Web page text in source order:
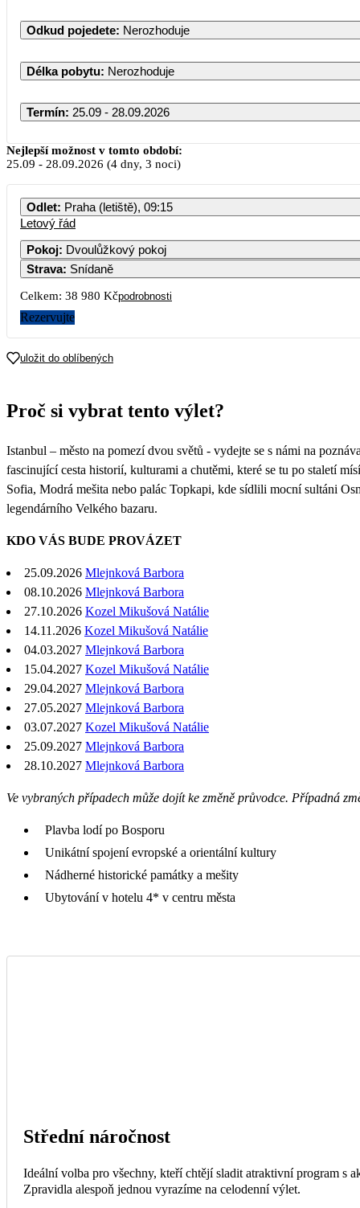
Odkud pojedete: Nerozhoduje
Délka pobytu: Nerozhoduje
Termín: 25.09 - 28.09.2026
Nejlepší možnost v tomto období:
25.09 - 28.09.2026 (4 dny, 3 noci)
Odlet: Praha (letiště), 09:15
Letový řád
Pokoj: Dvoulůžkový pokoj
Strava: Snídaně
Celkem: 38 980 Kčpodrobnosti
Rezervujte
uložit do oblíbených
Proč si vybrat tento výlet?
Istanbul – město na pomezí dvou světů - vydejte se s námi na
fascinující cesta historií, kulturami a chutěmi, které se tu po staletí
Sofia, Modrá mešita nebo palác Topkapi, kde sídlili mocní sultáni
legendárního Velkého bazaru.
KDO VÁS BUDE PROVÁZET
25.09.2026 Mlejnková Barbora
08.10.2026 Mlejnková Barbora
27.10.2026 Kozel Mikušová Natálie
14.11.2026 Kozel Mikušová Natálie
04.03.2027 Mlejnková Barbora
15.04.2027 Kozel Mikušová Natálie
29.04.2027 Mlejnková Barbora
27.05.2027 Mlejnková Barbora
03.07.2027 Kozel Mikušová Natálie
25.09.2027 Mlejnková Barbora
28.10.2027 Mlejnková Barbora
Ve vybraných případech může dojít ke změně průvodce. Případná
Plavba lodí po Bosporu
Unikátní spojení evropské a orientální kultury
Nádherné historické památky a mešity
Ubytování v hotelu 4* v centru města
Střední náročnost
Ideální volba pro všechny, kteří chtějí sladit atraktivní program s
Zpravidla alespoň jednou vyrazíme na celodenní výlet.